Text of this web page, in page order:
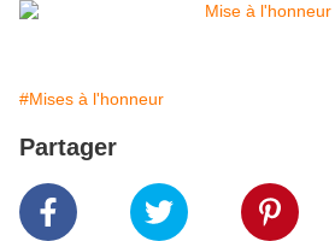
#Mises à l'honneur
Partager